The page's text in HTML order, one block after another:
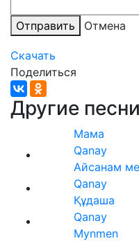
Отправить Отмена
Скачать
Поделиться
Другие
Мама
Qanay
Айсанам
Qanay
Құдаша
Qanay
Mynmen